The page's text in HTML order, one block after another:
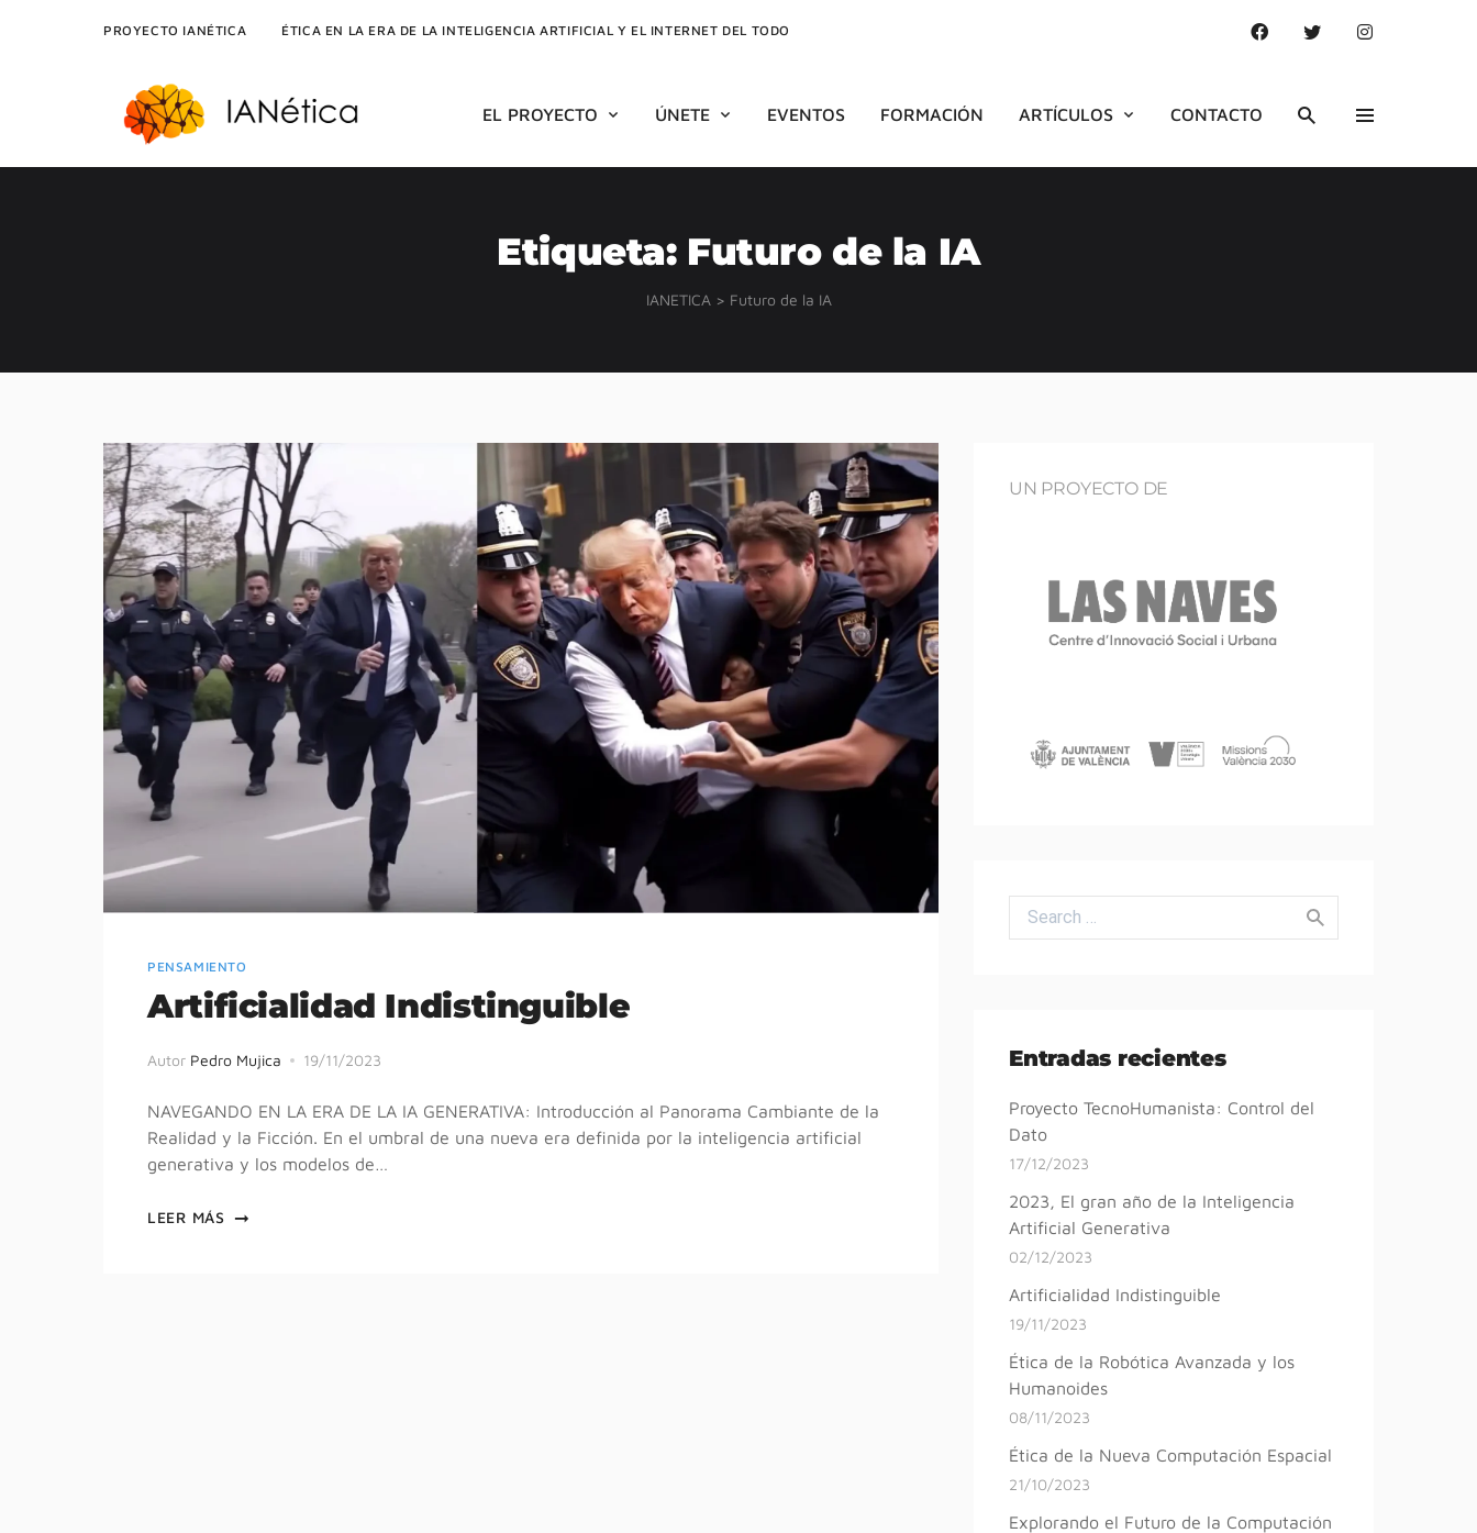
PROYECTO IANÉTICA ÉTICA EN LA ERA DE LA INTELIGENCIA ARTIFICIAL Y EL INTERNET DEL TODO
EL PROYECTO ÚNETE EVENTOS FORMACIÓN ARTÍCULOS CONTACTO
Etiqueta: Futuro de la IA
IANETICA > Futuro de la IA
PENSAMIENTO
Artificialidad Indistinguible
Autor Pedro Mujica 19/11/2023
NAVEGANDO EN LA ERA DE LA IA GENERATIVA: Introducción al Panorama Cambiante de la
Realidad y la Ficción. En el umbral de una nueva era definida por la inteligencia artificial
generativa y los modelos de…
LEER MÁS
UN PROYECTO DE
Search for:
Entradas recientes
Proyecto TecnoHumanista: Control del
Dato
17/12/2023
2023, El gran año de la Inteligencia
Artificial Generativa
02/12/2023
Artificialidad Indistinguible
19/11/2023
Ética de la Robótica Avanzada y los
Humanoides
08/11/2023
Ética de la Nueva Computación Espacial
21/10/2023
Explorando el Futuro de la Computación